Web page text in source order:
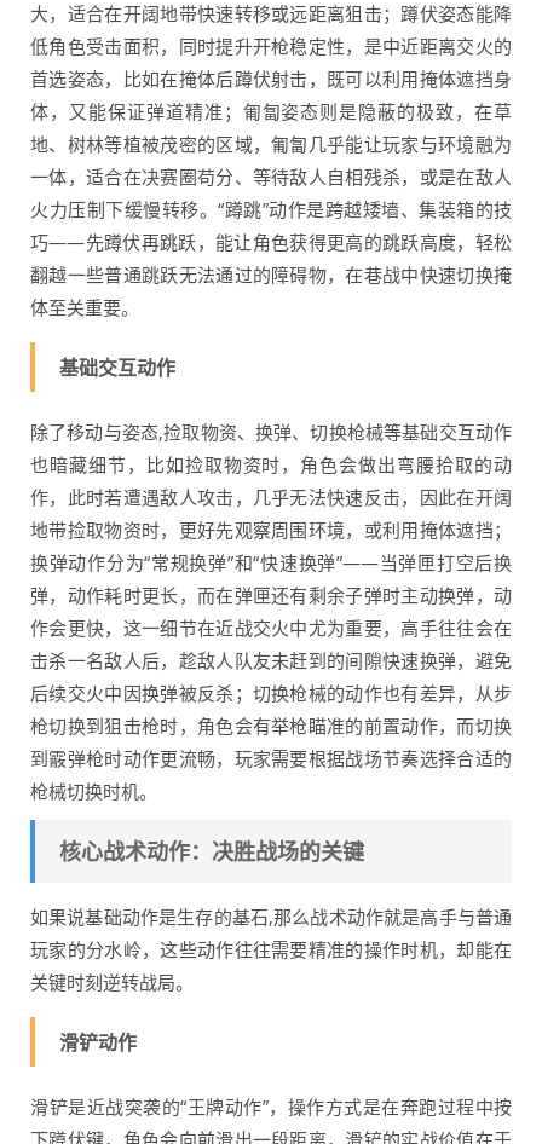
大，适合在开阔地带快速转移或远距离狙击；蹲伏姿态能降
低角色受击面积，同时提升开枪稳定性，是中近距离交火的
首选姿态，比如在掩体后蹲伏射击，既可以利用掩体遮挡身
体，又能保证弹道精准；匍匐姿态则是隐蔽的极致，在草
地、树林等植被茂密的区域，匍匐几乎能让玩家与环境融为
一体，适合在决赛圈苟分、等待敌人自相残杀，或是在敌人
火力压制下缓慢转移。“蹲跳”动作是跨越矮墙、集装箱的技
巧——先蹲伏再跳跃，能让角色获得更高的跳跃高度，轻松
翻越一些普通跳跃无法通过的障碍物，在巷战中快速切换掩
体至关重要。
基础交互动作
除了移动与姿态,捡取物资、换弹、切换枪械等基础交互动作
也暗藏细节，比如捡取物资时，角色会做出弯腰拾取的动
作，此时若遭遇敌人攻击，几乎无法快速反击，因此在开阔
地带捡取物资时，更好先观察周围环境，或利用掩体遮挡；
换弹动作分为“常规换弹”和“快速换弹”——当弹匣打空后换
弹，动作耗时更长，而在弹匣还有剩余子弹时主动换弹，动
作会更快，这一细节在近战交火中尤为重要，高手往往会在
击杀一名敌人后，趁敌人队友未赶到的间隙快速换弹，避免
后续交火中因换弹被反杀；切换枪械的动作也有差异，从步
枪切换到狙击枪时，角色会有举枪瞄准的前置动作，而切换
到霰弹枪时动作更流畅，玩家需要根据战场节奏选择合适的
枪械切换时机。
核心战术动作：决胜战场的关键
如果说基础动作是生存的基石,那么战术动作就是高手与普通
玩家的分水岭，这些动作往往需要精准的操作时机，却能在
关键时刻逆转战局。
滑铲动作
滑铲是近战突袭的“王牌动作”，操作方式是在奔跑过程中按